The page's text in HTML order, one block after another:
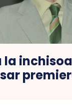
la